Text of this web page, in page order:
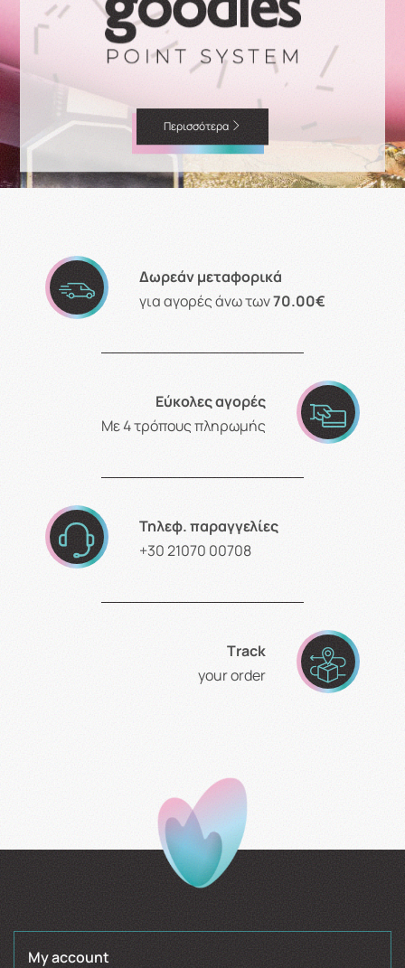
Περισσότερα
Δωρεάν μεταφορικά
για αγορές άνω των70.00€
Εύκολες αγορές
Με 4 τρόπους πληρωμής
Τηλεφ. παραγγελίες
+30 21070 00708
Τrack
your order
My account